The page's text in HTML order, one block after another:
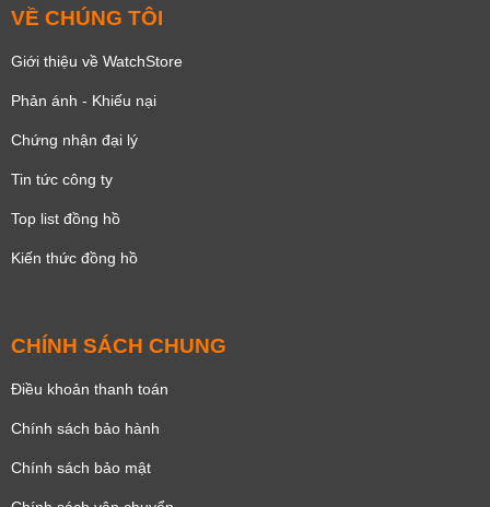
VỀ CHÚNG TÔI
Giới thiệu về WatchStore
Phản ánh - Khiếu nại
Chứng nhận đại lý
Tin tức công ty
Top list đồng hồ
Kiến thức đồng hồ
CHÍNH SÁCH CHUNG
Điều khoản thanh toán
Chính sách bảo hành
Chính sách bảo mật